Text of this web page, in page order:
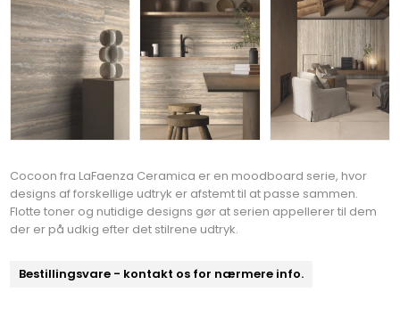
Cocoon fra LaFaenza Ceramica er en moodboard serie, hvor
designs af forskellige udtryk er afstemt til at passe sammen.
Flotte toner og nutidige designs gør at serien appellerer til dem
der er på udkig efter det stilrene udtryk.
Bestillingsvare - kontakt os for nærmere info.